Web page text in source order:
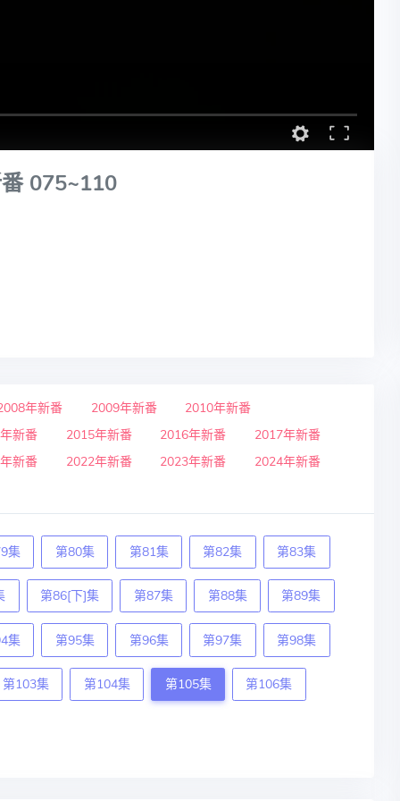
075~110
年新番 2009年新番
2010年新番
新番
2015年新番 2016年新番
2017年新番
新番
2022年新番 2023年新番 2024年新番
集 第80集 第81集 第82集 第83集
第86[下]集 第87集 第88集 第89集
集 第95集 第96集 第97集 第98集
第103集 第104集 第105集 第106集